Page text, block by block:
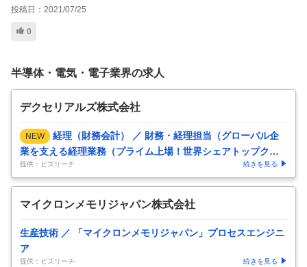
投稿日： 2021/07/25
0
半導体・電気・電子業界の求人
デクセリアルズ株式会社
NEW
経理（財務会計） ／ 財務・経理担当（グローバル企
業を支える経理業務（プライム上場！世界シェアトップクラ
スの機能性材料メーカー））
提供：ビズリーチ 続きを見る
マイクロンメモリジャパン株式会社
生産技術 ／ 「マイクロンメモリジャパン」プロセスエンジニ
ア
提供：ビズリーチ 続きを見る